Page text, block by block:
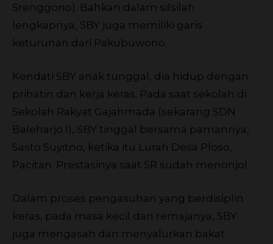
Srenggono). Bahkan dalam silsilah
lengkapnya, SBY juga memiliki garis
keturunan dari Pakubuwono.
Kendati SBY anak tunggal, dia hidup dengan
prihatin dan kerja keras. Pada saat sekolah di
Sekolah Rakyat Gajahmada (sekarang SDN
Baleharjo I), SBY tinggal bersama pamannya,
Sasto Suyitno, ketika itu Lurah Desa Ploso,
Pacitan. Prestasinya saat SR sudah menonjol.
Dalam proses pengasuhan yang berdisiplin
keras, pada masa kecil dan remajanya, SBY
juga mengasah dan menyalurkan bakat